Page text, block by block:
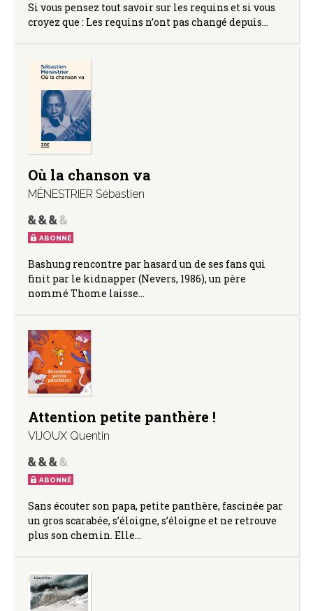
Si vous pensez tout savoir sur les requins et si vous
croyez que : Les requins n’ont pas changé depuis…
Où la chanson va
MÉNESTRIER Sébastien
ABONNÉ
Bashung rencontre par hasard un de ses fans qui
finit par le kidnapper (Nevers, 1986), un père
nommé Thome laisse…
Attention petite panthère !
VIJOUX Quentin
ABONNÉ
Sans écouter son papa, petite panthère, fascinée par
un gros scarabée, s’éloigne, s’éloigne et ne retrouve
plus son chemin. Elle…